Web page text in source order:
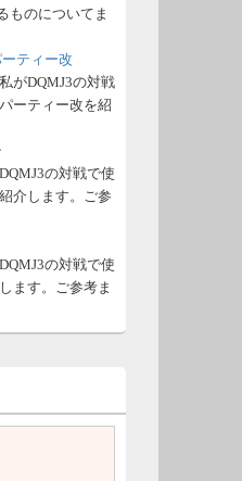
ものについてま
ティー改
がDQMJ3の対戦
ーティー改を紹
の対戦で使
介します。ご参
の対戦で使
ます。ご参考ま